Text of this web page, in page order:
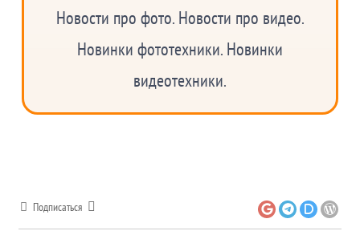
Новости про фото. Новости про видео.
Новинки фототехники. Новинки
видеотехники.
Подписаться